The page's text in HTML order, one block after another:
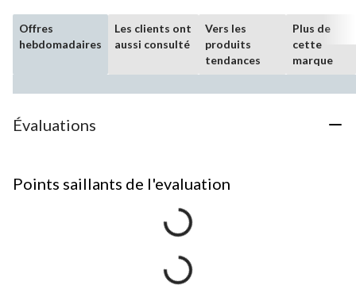
Offres
hebdomadaires
Les clients ont
aussi consulté
Vers les
produits
tendances
Plus de
cette
marque
Évaluations
Points saillants de l'evaluation